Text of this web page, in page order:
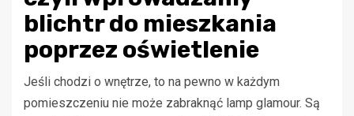
blichtr do mieszkania
poprzez oświetlenie
Jeśli chodzi o wnętrze, to na pewno w każdym
pomieszczeniu nie może zabraknąć lamp glamour. Są